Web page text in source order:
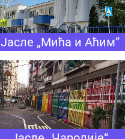
Јасле „Мића и Аћим”